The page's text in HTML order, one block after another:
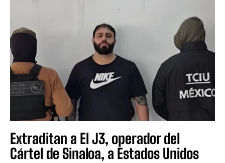
Extraditan a El J3, operador del
Cártel de Sinaloa, a Estados Unidos